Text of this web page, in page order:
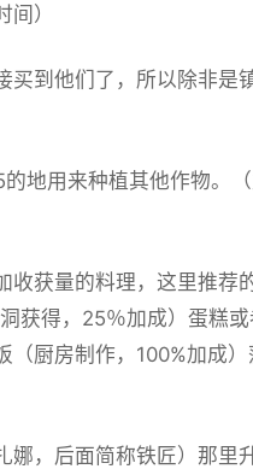
）
到他们了，所以除非是
地用来种植其他作物。
获量的料理，这里推荐
获得，25％加成）蛋糕
厨房制作，100%加成
，后面简称铁匠）那里